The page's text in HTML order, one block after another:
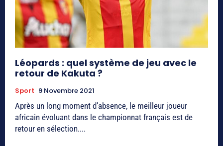
Léopards : quel système de jeu avec le
retour de Kakuta ?
Sport 9 Novembre 2021
Après un long moment d’absence, le meilleur joueur
africain évoluant dans le championnat français est de
retour en sélection....